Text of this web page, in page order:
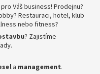
Váš business! Prodejnu?
Restauraci, hotel, klub
nebo fitness?
? Zajistíme
a management.